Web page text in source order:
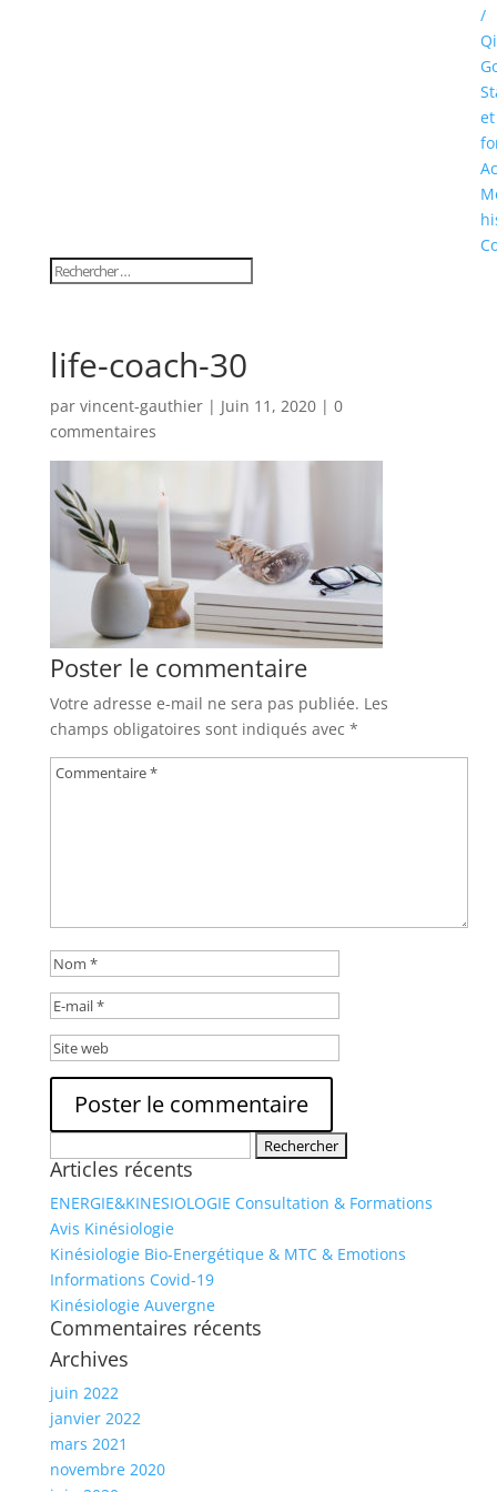
/
et
life-coach-30
par vincent-gauthier| Juin 11, 2020| 0
commentaires
Poster le commentaire
Votre adresse e-mail ne sera pas publiée. Les
champs obligatoires sont indiqués avec *
Articles récents
ENERGIE&KINESIOLOGIE Consultation & Formations
Avis Kinésiologie
Kinésiologie Bio-Energétique & MTC & Emotions
Informations Covid-19
Kinésiologie Auvergne
Commentaires récents
Archives
juin 2022
janvier 2022
mars 2021
novembre 2020